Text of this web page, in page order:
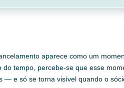
aparece como um
do tempo, percebe-se que esse
— e só se torna visível quando o